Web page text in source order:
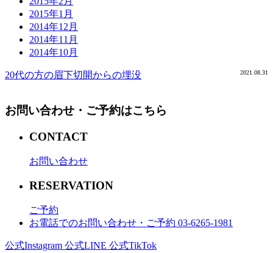
2015年1月
2014年12月
2014年11月
2014年10月
20代の方の眉下切開からの埋没 2021.08.31
お問い合わせ・ご予約はこちら
CONTACT
お問い合わせ
RESERVATION
ご予約
お電話でのお問い合わせ・ご予約 03-6265-1981
公式Instagram 公式LINE 公式TikTok